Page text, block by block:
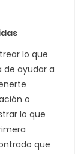
lo que
ayudar a
o
lo que
que